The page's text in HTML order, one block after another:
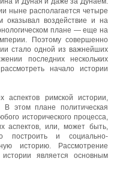
ныне располагается четыре
оказывал воздействие и на
плане — еще на
Поэтому совершенно
стало одной из важнейших
последних нескольких
начало истории
аспектов римской истории,
этом плане политическая
исторического процесса,
аспектов, или, может быть,
и социально-
историю. Рассмотрение
является основным